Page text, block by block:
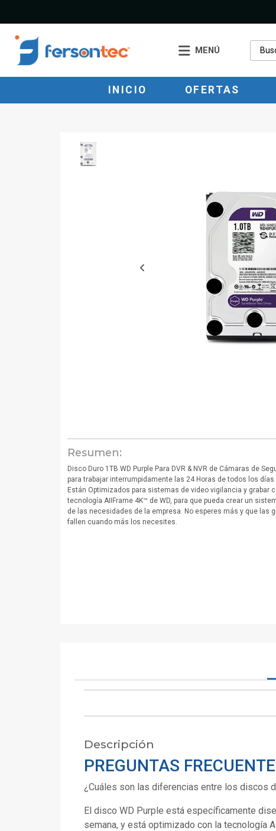
MENÚ
INICIO OFERTAS
Resumen:
Disco Duro 1TB WD Purple Para DVR & NVR de Cámaras de
para trabajar interrumpidamente las 24 Horas de todos los
Están Optimizados para sistemas de video vigilancia y grabar
tecnología AIIFrame 4K™ de WD, para que pueda crear un
de las necesidades de la empresa. No esperes más y que las
fallen cuando más los necesites.
Descripción
PREGUNTAS
¿Cuáles son las diferencias entre los discos
El disco WD Purple está específicamente
semana, y está optimizado con la tecnología